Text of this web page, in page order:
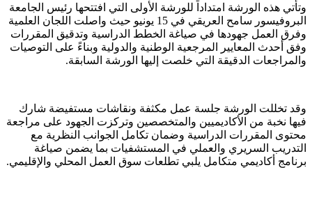
وتأتي هذه الورشة امتداداً للورشة الأولى التي افتتحها رئيس الجامعة
البروفيسور سامح العريقي في 15 يونيو حيث واصلت اللجان العلمية
وفرق العمل جهودها في صياغة الخطط الدراسية وتدقيق المقررات
وفق أحدث المعايير المرجعية الوطنية والدولية وبناءً على التوصيات
والمراجعات الدقيقة التي خلصت إليها الورشة السابقة.
وقد تخللت الورشة جلسة عمل مكثفة ونقاشات مستفيضة شارك
فيها نخبة من الأكاديميين والمتخصصين وتركزت الجهود على مراجعة
محتوى المقررات الدراسية وضمان تكامل الجوانب النظرية مع
التدريب السريري والعملي في المستشفيات بما يضمن صياغة
برنامج أكاديمي متكامل يلبي تطلعات سوق العمل المحلي والإقليمي.